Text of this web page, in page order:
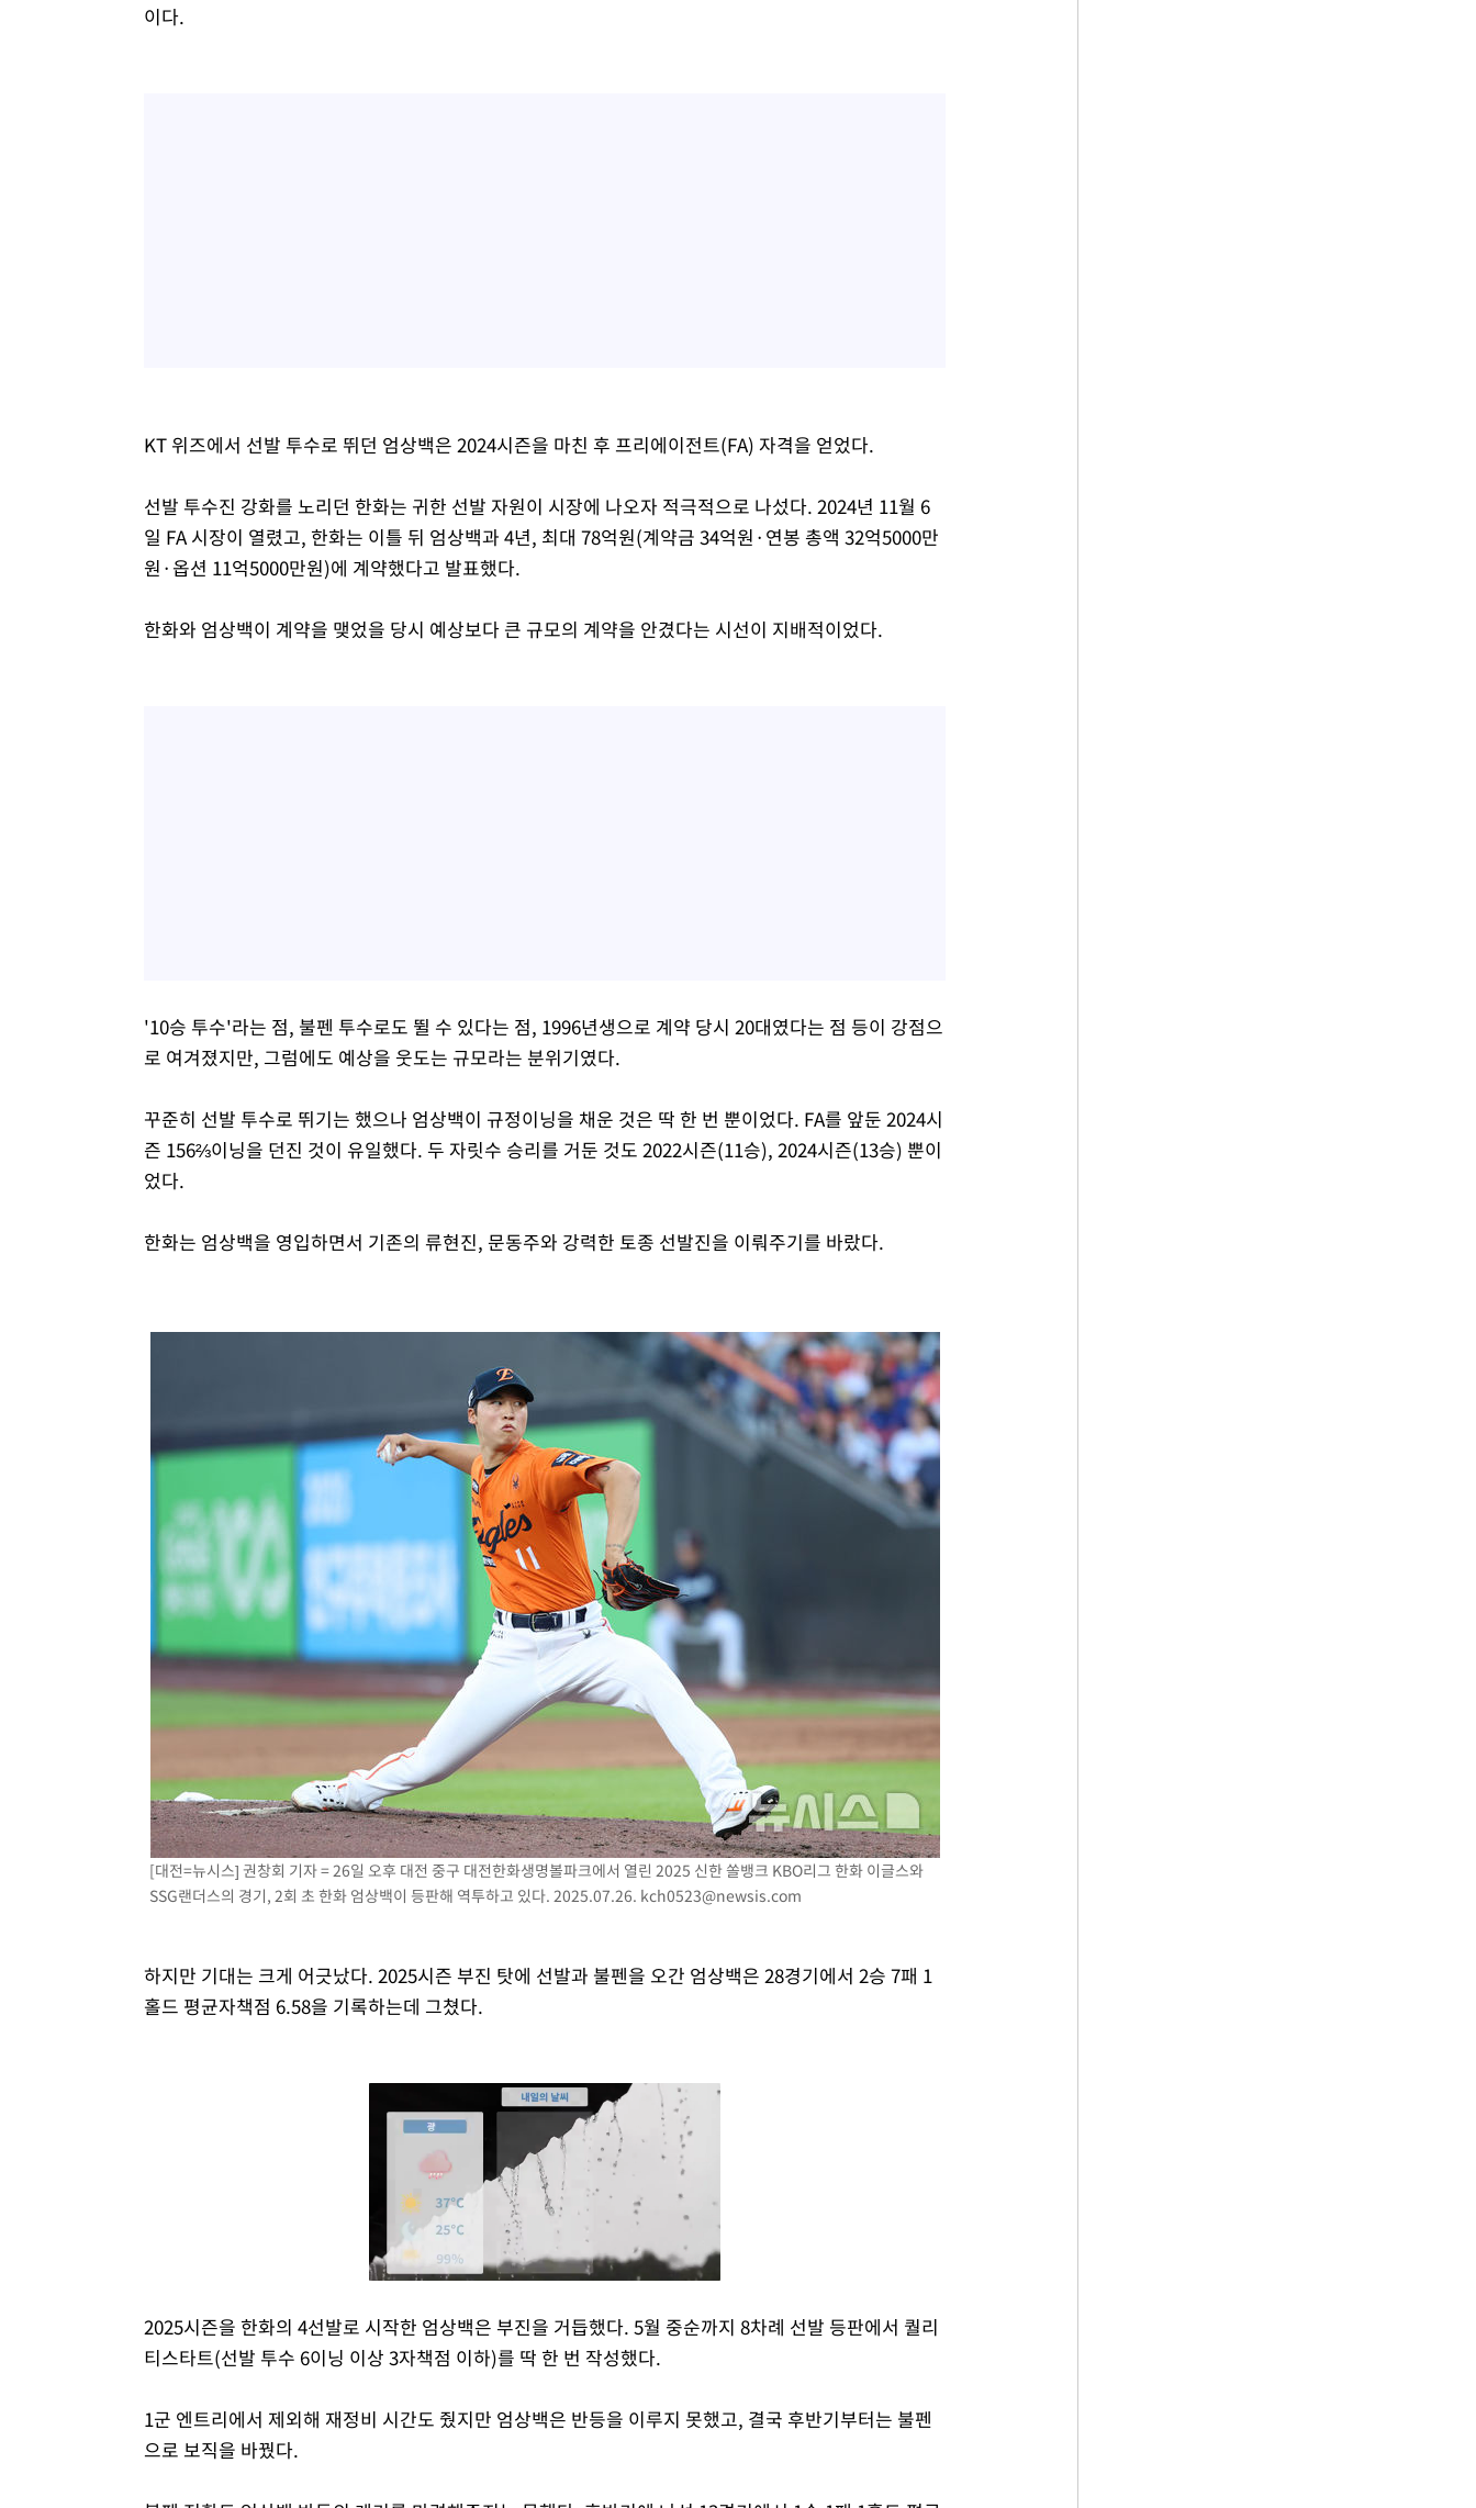
이다.
KT 위즈에서 선발 투수로 뛰던 엄상백은 2024시즌을 마친 후 프리에이전트(FA) 자격을 얻었다.
선발 투수진 강화를 노리던 한화는 귀한 선발 자원이 시장에 나오자 적극적으로 나섰다. 2024년 11월 6
일 FA 시장이 열렸고, 한화는 이틀 뒤 엄상백과 4년, 최대 78억원(계약금 34억원·연봉 총액 32억5000만
원·옵션 11억5000만원)에 계약했다고 발표했다.
한화와 엄상백이 계약을 맺었을 당시 예상보다 큰 규모의 계약을 안겼다는 시선이 지배적이었다.
'10승 투수'라는 점, 불펜 투수로도 뛸 수 있다는 점, 1996년생으로 계약 당시 20대였다는 점 등이 강점으
로 여겨졌지만, 그럼에도 예상을 웃도는 규모라는 분위기였다.
꾸준히 선발 투수로 뛰기는 했으나 엄상백이 규정이닝을 채운 것은 딱 한 번 뿐이었다. FA를 앞둔 2024시
즌 156⅔이닝을 던진 것이 유일했다. 두 자릿수 승리를 거둔 것도 2022시즌(11승), 2024시즌(13승) 뿐이
었다.
한화는 엄상백을 영입하면서 기존의 류현진, 문동주와 강력한 토종 선발진을 이뤄주기를 바랐다.
[대전=뉴시스] 권창회 기자 = 26일 오후 대전 중구 대전한화생명볼파크에서 열린 2025 신한 쏠뱅크 KBO리그 한화 이글스와
SSG랜더스의 경기, 2회 초 한화 엄상백이 등판해 역투하고 있다. 2025.07.26. kch0523@newsis.com
하지만 기대는 크게 어긋났다. 2025시즌 부진 탓에 선발과 불펜을 오간 엄상백은 28경기에서 2승 7패 1
홀드 평균자책점 6.58을 기록하는데 그쳤다.
Mute
2025시즌을 한화의 4선발로 시작한 엄상백은 부진을 거듭했다. 5월 중순까지 8차례 선발 등판에서 퀄리
티스타트(선발 투수 6이닝 이상 3자책점 이하)를 딱 한 번 작성했다.
1군 엔트리에서 제외해 재정비 시간도 줬지만 엄상백은 반등을 이루지 못했고, 결국 후반기부터는 불펜
으로 보직을 바꿨다.